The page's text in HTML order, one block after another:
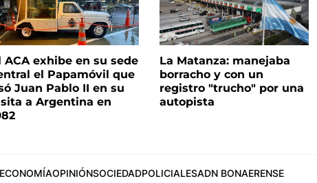
ACA exhibe en su sede
el Papamóvil que
Juan Pablo II en su
a Argentina en
La Matanza: manejaba
borracho y con un
registro "trucho" por una
autopista
OPINIÓNSOCIEDADPOLICIALESADN BONAERENSE